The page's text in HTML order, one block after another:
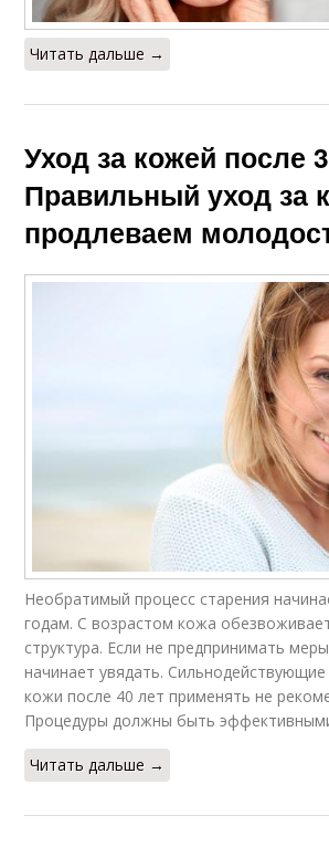
Читать дальше →
Уход за кожей после
Правильный уход за
продлеваем
Необратимый процесс старения
годам. С возрастом кожа
структура. Если не предпринимать
начинает увядать. Сильнодействующие
кожи после 40 лет применять не
Процедуры должны быть
Читать дальше →